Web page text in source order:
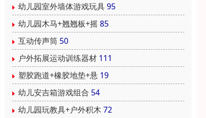
幼儿园室外墙体游戏玩具95
幼儿园木马+翘翘板+摇85
互动传声筒 50
户外拓展运动训练器材 111
塑胶跑道+橡胶地垫+悬 19
幼儿安吉箱游戏组合 54
幼儿园玩教具+户外积木 72